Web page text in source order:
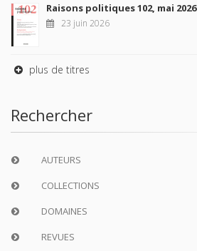
Raisons politiques 102, mai 2026
23 juin 2026
plus de titres
Rechercher
AUTEURS
COLLECTIONS
DOMAINES
REVUES